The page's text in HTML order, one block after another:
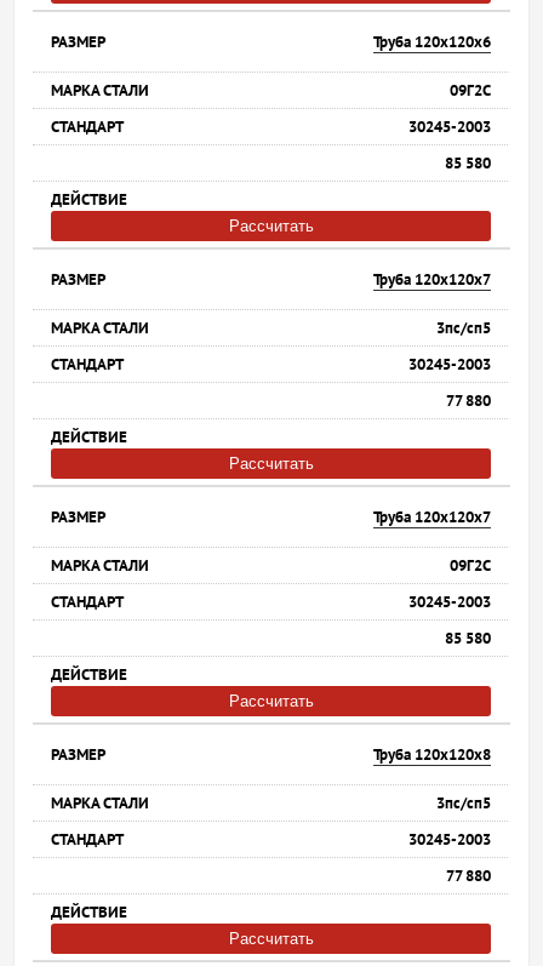
Труба 120х120х6
09Г2С
30245-2003
85 580
Рассчитать
Труба 120х120х7
3пс/сп5
30245-2003
77 880
Рассчитать
Труба 120х120х7
09Г2С
30245-2003
85 580
Рассчитать
Труба 120х120х8
3пс/сп5
30245-2003
77 880
Рассчитать